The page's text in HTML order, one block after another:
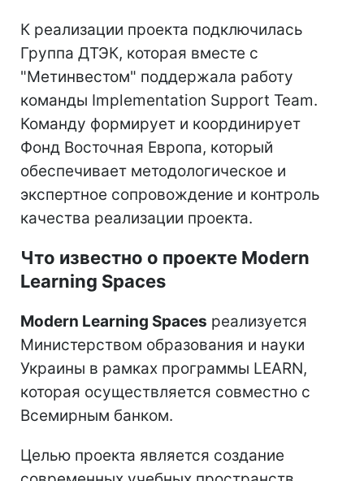
К реализации проекта подключилась
Группа ДТЭК, которая вместе с
"Метинвестом" поддержала работу
команды Implementation Support Team.
Команду формирует и координирует
Фонд Восточная Европа, который
обеспечивает методологическое и
экспертное сопровождение и контроль
качества реализации проекта.
Что известно о проекте Modern
Learning Spaces
Modern Learning Spaces реализуется
Министерством образования и науки
Украины в рамках программы LEARN,
которая осуществляется совместно с
Всемирным банком.
Целью проекта является создание